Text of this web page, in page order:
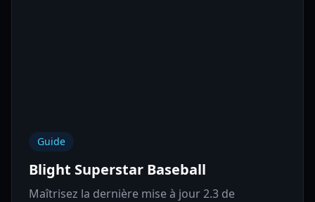
Guide
Blight Superstar Baseball
Maîtrisez la dernière mise à jour 2.3 de